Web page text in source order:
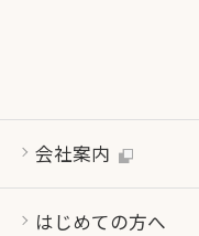
会社案内
はじめての方へ